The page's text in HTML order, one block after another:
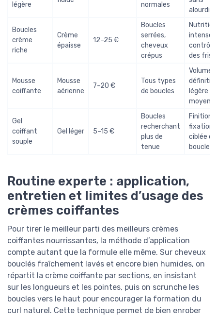
légère
normales
alourdir
Boucles
crème
riche
Crème
épaisse
12–25 €
Boucles
serrées,
cheveux
crépus
Nutrition
intense,
contrôle
des
Mousse
coiffante
Mousse
aérienne
7–20 €
Tous types
de boucles
Volume,
légère à
Gel
coiffant
souple
Gel léger 5–15 €
Boucles
recherchant
plus de
tenue
Finition,
fixation
ciblée
boucles
Routine experte : application,
entretien et limites d’usage des
crèmes coiffantes
Pour tirer le meilleur parti des meilleurs crèmes
coiffantes nourrissantes, la méthode d’application
compte autant que la formule elle même. Sur cheveux
bouclés fraîchement lavés et encore bien humides, on
répartit la crème coiffante par sections, en insistant
sur les longueurs et les pointes, puis on scrunche les
boucles vers le haut pour encourager la formation du
curl naturel. Cette technique permet de bien enrober